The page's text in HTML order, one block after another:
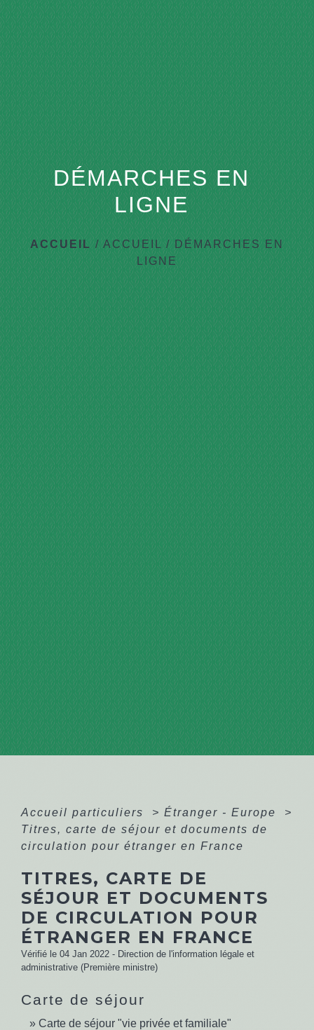
DÉMARCHES EN
LIGNE
ACCUEIL/ACCUEIL / DÉMARCHES EN
LIGNE
Accueil particuliers > Étranger - Europe
>
Titres, carte de séjour et documents de
circulation pour étranger en France
TITRES, CARTE DE
SÉJOUR ET DOCUMENTS
DE CIRCULATION POUR
ÉTRANGER EN FRANCE
Vérifié le 04 Jan 2022 - Direction de l'information légale et
administrative (Première ministre)
Carte de séjour
Carte de séjour "vie privée et familiale"